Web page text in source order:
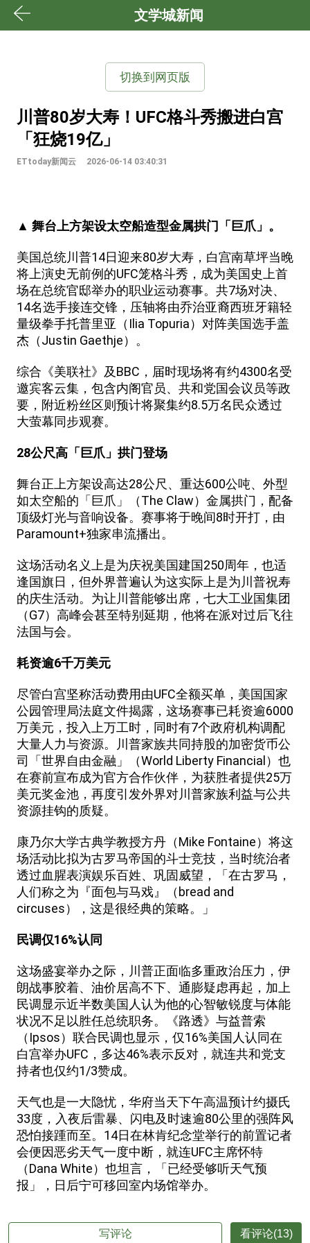
文学城新闻
切换到网页版
川普80岁大寿！UFC格斗秀搬进白宫
「狂烧19亿」
ETtoday新闻云 2026-06-14 03:40:31
▲ 舞台上方架设太空船造型金属拱门「巨爪」。
美国总统川普14日迎来80岁大寿，白宫南草坪当晚
将上演史无前例的UFC笼格斗秀，成为美国史上首
场在总统官邸举办的职业运动赛事。共7场对决、
14名选手接连交锋，压轴将由乔治亚裔西班牙籍轻
量级拳手托普里亚（Ilia Topuria）对阵美国选手盖
杰（Justin Gaethje）。
综合《美联社》及BBC，届时现场将有约4300名受
邀宾客云集，包含内阁官员、共和党国会议员等政
要，附近粉丝区则预计将聚集约8.5万名民众透过
大萤幕同步观赛。
28公尺高「巨爪」拱门登场
舞台正上方架设高达28公尺、重达600公吨、外型
如太空船的「巨爪」（The Claw）金属拱门，配备
顶级灯光与音响设备。赛事将于晚间8时开打，由
Paramount+独家串流播出。
这场活动名义上是为庆祝美国建国250周年，也适
逢国旗日，但外界普遍认为这实际上是为川普祝寿
的庆生活动。为让川普能够出席，七大工业国集团
（G7）高峰会甚至特别延期，他将在派对过后飞往
法国与会。
耗资逾6千万美元
尽管白宫坚称活动费用由UFC全额买单，美国国家
公园管理局法庭文件揭露，这场赛事已耗资逾6000
万美元，投入上万工时，同时有7个政府机构调配
大量人力与资源。川普家族共同持股的加密货币公
司「世界自由金融」（World Liberty Financial）也
在赛前宣布成为官方合作伙伴，为获胜者提供25万
美元奖金池，再度引发外界对川普家族利益与公共
资源挂钩的质疑。
康乃尔大学古典学教授方丹（Mike Fontaine）将这
场活动比拟为古罗马帝国的斗士竞技，当时统治者
透过血腥表演娱乐百姓、巩固威望，「在古罗马，
人们称之为『面包与马戏』（bread and
circuses），这是很经典的策略。」
民调仅16%认同
这场盛宴举办之际，川普正面临多重政治压力，伊
朗战事胶着、油价居高不下、通膨疑虑再起，加上
民调显示近半数美国人认为他的心智敏锐度与体能
状况不足以胜任总统职务。《路透》与益普索
（Ipsos）联合民调也显示，仅16%美国人认同在
白宫举办UFC，多达46%表示反对，就连共和党支
持者也仅约1/3赞成。
天气也是一大隐忧，华府当天下午高温预计约摄氏
33度，入夜后雷暴、闪电及时速逾80公里的强阵风
恐怕接踵而至。14日在林肯纪念堂举行的前置记者
会便因恶劣天气一度中断，就连UFC主席怀特
（Dana White）也坦言，「已经受够听天气预
报」，日后宁可移回室内场馆举办。
写评论 看评论(13)